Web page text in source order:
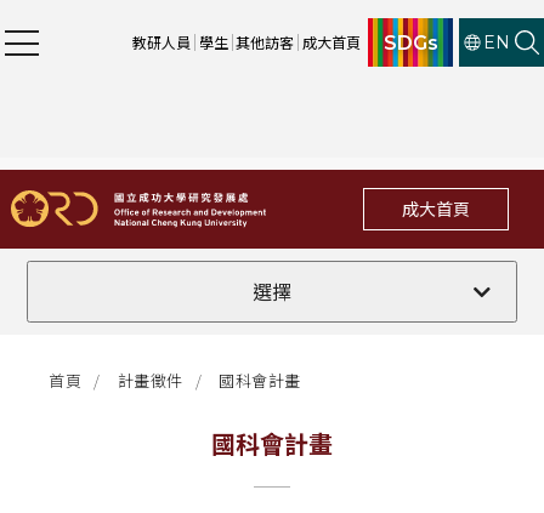
教研人員 學生 其他訪客 成大首頁 SDGs EN
成大首頁
選擇
全部
法規修訂
首頁 計畫徵件 國科會計畫
國科會計畫